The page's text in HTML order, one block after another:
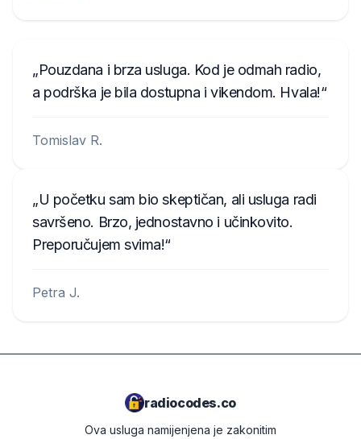
Pouzdana i brza usluga. Kod je odmah radio,
a podrška je bila dostupna i vikendom. Hvala!
Tomislav R.
U početku sam bio skeptičan, ali usluga radi
savršeno. Brzo, jednostavno i učinkovito.
Preporučujem svima!
Petra J.
radiocodes.co
Ova usluga namijenjena je zakonitim